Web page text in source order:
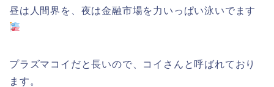
昼は人間界を、夜は金融市場を力いっぱい泳いでます
プラズマコイだと長いので、コイさんと呼ばれており
ます。